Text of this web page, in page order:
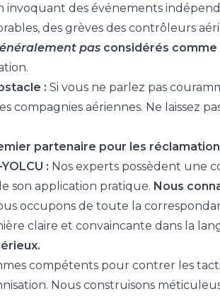
invoquant des événements
des grèves des contrôleurs
pas considérés
: Si vous ne parlez pas
aériennes. Ne laissez
partenaire pour les
: Nos experts possèdent une
son application pratique. Nous
occupons de toute la
claire et convaincante dans la
compétents pour contrer les
Nous construisons